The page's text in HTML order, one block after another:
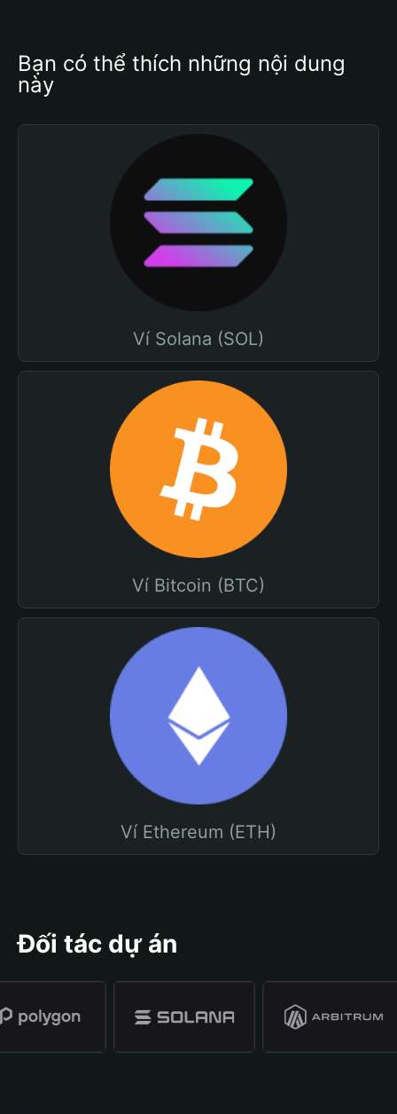
Bạn có thể thích những nội dung
này
Ví Solana (SOL)
Ví Bitcoin (BTC)
Ví Ethereum (ETH)
Đối tác dự án